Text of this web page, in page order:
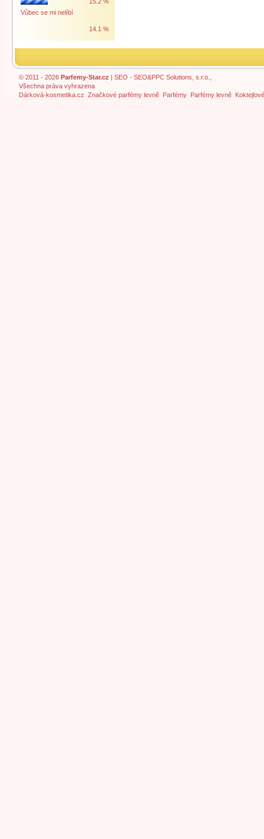
Vůbec se mi nelíbí
14.1 %
© 2011 - 2026 Parfemy-Star.cz | SEO - SEO&PPC Solutions, s.r.o.,
Všechna práva vyhrazena
Dárková-kosmetika.cz Značkové parfémy levně Parfémy Parfémy levně